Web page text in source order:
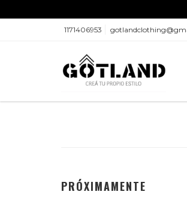
1171406953
PRÓXIMAMENTE